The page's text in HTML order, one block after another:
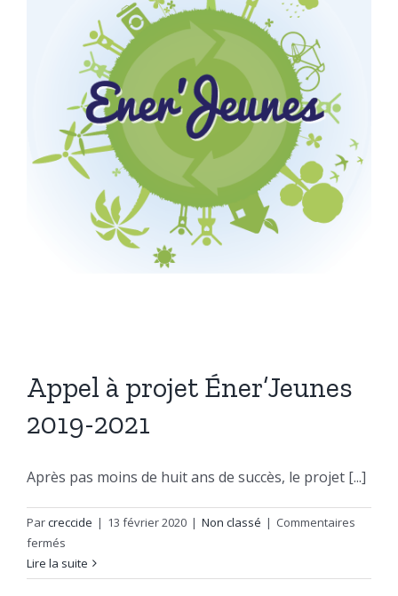
Appel à projet Éner’Jeunes
2019-2021
Après pas moins de huit ans de succès, le projet [...]
Parcreccide | 13 février 2020 | Non classé | Commentaires
fermés
Appel
à
Lire la suite